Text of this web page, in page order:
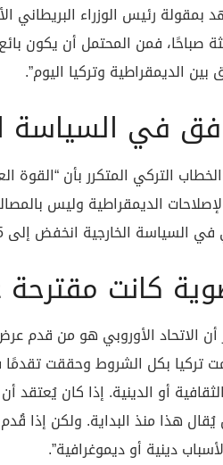
بمقولة رئيس الوزراء البريطاني
صباحًا، فمن المحتمل أن يكون
بين الديمقراطية وتركيا اليوم”.
في
التركي المتكرر بأن
الديمقراطية وليس
الخارجية انخفض إلى 5%، قائلًا: “هذا هو المستوى الأدنى تاريخيًا”.
كانت مقترحة
تركيا بكل الشروط وحققت
أو الدينية. إذا كان يُعتقد
هذا منذ البداية. ولكن إذا
دينية أو ديموغرافية”.